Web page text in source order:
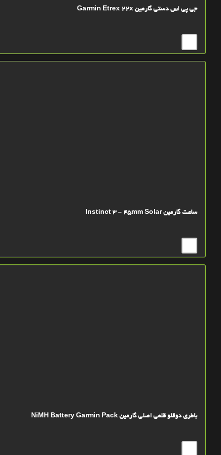
جی پی اس دستی گارمین Garmin Etrex 22x
ساعت گارمین Instinct 3 – 45mm Solar
باطری دوقلو قلمی اصلی گارمین NiMH Battery Garmin Pack